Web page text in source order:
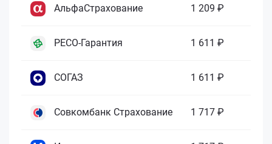
АльфаСтрахование 1 209 ₽
РЕСО-Гарантия 1 611 ₽
СОГАЗ 1 611 ₽
Совкомбанк Страхование 1 717 ₽